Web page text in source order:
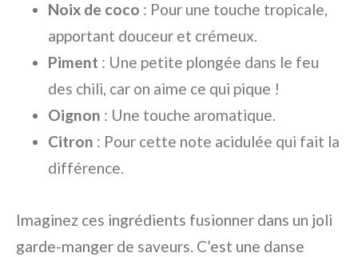
Noix de coco : Pour une touche tropicale,
apportant douceur et crémeux.
Piment : Une petite plongée dans le feu
des chili, car on aime ce qui pique !
Oignon : Une touche aromatique.
Citron : Pour cette note acidulée qui fait la
différence.
Imaginez ces ingrédients fusionner dans un joli
garde-manger de saveurs. C’est une danse